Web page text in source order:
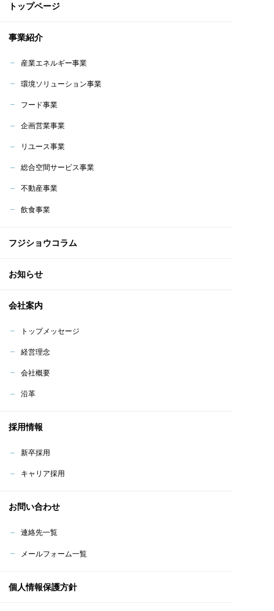
トップページ
事業紹介
産業エネルギー事業
環境ソリューション事業
フード事業
企画営業事業
リユース事業
総合空間サービス事業
不動産事業
飲食事業
フジショウコラム
お知らせ
会社案内
トップメッセージ
経営理念
会社概要
沿革
採用情報
新卒採用
キャリア採用
お問い合わせ
連絡先一覧
メールフォーム一覧
個人情報保護方針